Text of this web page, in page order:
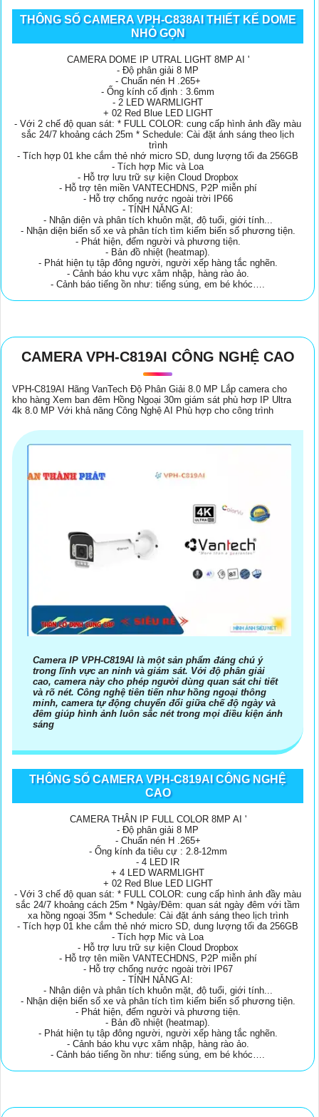
THÔNG SỐ CAMERA VPH-C838AI THIẾT KẾ DOME
NHỎ GỌN
CAMERA DOME IP UTRAL LIGHT 8MP AI '
- Độ phân giải 8 MP
- Chuẩn nén H .265+
- Ống kính cố định : 3.6mm
- 2 LED WARMLIGHT
+ 02 Red Blue LED LIGHT
- Với 2 chế độ quan sát: * FULL COLOR: cung cấp hình ảnh đầy màu
sắc 24/7 khoảng cách 25m * Schedule: Cài đặt ánh sáng theo lịch
trình
- Tích hợp 01 khe cắm thẻ nhớ micro SD, dung lượng tối đa 256GB
- Tích hợp Mic và Loa
- Hỗ trợ lưu trữ sự kiện Cloud Dropbox
- Hỗ trợ tên miền VANTECHDNS, P2P miễn phí
- Hỗ trợ chống nước ngoài trời IP66
- TÍNH NĂNG AI:
- Nhận diện và phân tích khuôn mặt, độ tuổi, giới tính...
- Nhận diện biển số xe và phân tích tìm kiếm biển số phương tiện.
- Phát hiện, đếm người và phương tiện.
- Bản đồ nhiệt (heatmap).
- Phát hiện tụ tập đông người, người xếp hàng tắc nghẽn.
- Cảnh báo khu vực xâm nhập, hàng rào ảo.
- Cảnh báo tiếng ồn như: tiếng súng, em bé khóc….
CAMERA VPH-C819AI CÔNG NGHỆ CAO
VPH-C819AI Hãng VanTech Độ Phân Giải 8.0 MP Lắp camera cho
kho hàng Xem ban đêm Hồng Ngoại 30m giám sát phù hơp IP Ultra
4k 8.0 MP Với khả năng Công Nghệ AI Phù hợp cho công trình
Camera IP VPH-C819AI là một sản phẩm đáng chú ý
trong lĩnh vực an ninh và giám sát. Với độ phân giải
cao, camera này cho phép người dùng quan sát chi tiết
và rõ nét. Công nghệ tiên tiến như hồng ngoại thông
minh, camera tự động chuyển đổi giữa chế độ ngày và
đêm giúp hình ảnh luôn sắc nét trong mọi điều kiện ánh
sáng
THÔNG SỐ CAMERA VPH-C819AI CÔNG NGHỆ
CAO
CAMERA THÂN IP FULL COLOR 8MP AI '
- Độ phân giải 8 MP
- Chuẩn nén H .265+
- Ống kính đa tiêu cự : 2.8-12mm
- 4 LED IR
+ 4 LED WARMLIGHT
+ 02 Red Blue LED LIGHT
- Với 3 chế độ quan sát: * FULL COLOR: cung cấp hình ảnh đầy màu
sắc 24/7 khoảng cách 25m * Ngày/Đêm: quan sát ngày đêm với tầm
xa hồng ngoại 35m * Schedule: Cài đặt ánh sáng theo lịch trình
- Tích hợp 01 khe cắm thẻ nhớ micro SD, dung lượng tối đa 256GB
- Tích hợp Mic và Loa
- Hỗ trợ lưu trữ sự kiện Cloud Dropbox
- Hỗ trợ tên miền VANTECHDNS, P2P miễn phí
- Hỗ trợ chống nước ngoài trời IP67
- TÍNH NĂNG AI:
- Nhận diện và phân tích khuôn mặt, độ tuổi, giới tính...
- Nhận diện biển số xe và phân tích tìm kiếm biển số phương tiện.
- Phát hiện, đếm người và phương tiện.
- Bản đồ nhiệt (heatmap).
- Phát hiện tụ tập đông người, người xếp hàng tắc nghẽn.
- Cảnh báo khu vực xâm nhập, hàng rào ảo.
- Cảnh báo tiếng ồn như: tiếng súng, em bé khóc….